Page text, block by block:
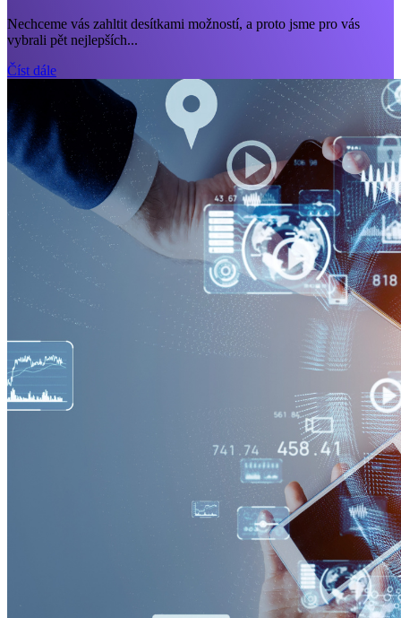
Nechceme vás zahltit desítkami možností, a proto jsme pro vás
vybrali pět nejlepších...
Číst dále